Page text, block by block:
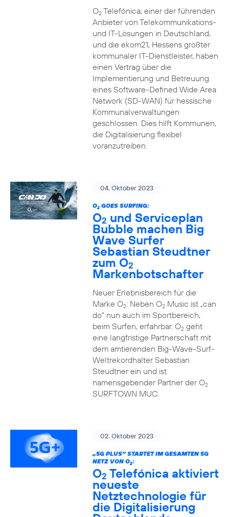
O2Telefónica, einer der führenden
Anbieter von Telekommunikations-
und IT-Lösungen in Deutschland,
und die ekom21, Hessens größter
kommunaler IT-Dienstleister, haben
einen Vertrag über die
Implementierung und Betreuung
eines Software-Defined Wide Area
Network (SD-WAN) für hessische
Kommunalverwaltungen
geschlossen. Dies hilft Kommunen,
die Digitalisierung flexibel
voranzutreiben.
04. Oktober 2023
O2GOES SURFING:
O2 und Serviceplan
Bubble machen Big
Wave Surfer
Sebastian Steudtner
zum O2
Markenbotschafter
Neuer Erlebnisbereich für die
Marke O2: Neben O2Music ist „can
do“ nun auch im Sportbereich,
beim Surfen, erfahrbar. O2geht
eine langfristige Partnerschaft mit
dem amtierenden Big-Wave-Surf-
Weltrekordhalter Sebastian
Steudtner ein und ist
namensgebender Partner der O2
SURFTOWN MUC.
02. Oktober 2023
„5G PLUS“ STARTET IM GESAMTEN 5G
NETZ VON O2:
O2 Telefónica aktiviert
neueste
Netztechnologie für
die Digitalisierung